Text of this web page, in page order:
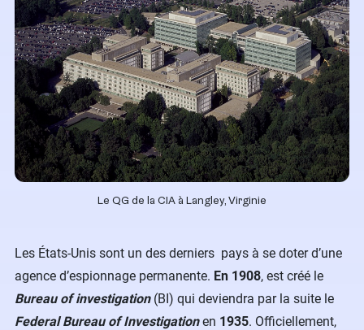
Le QG de la CIA à Langley, Virginie
Les États-Unis sont un des derniers pays à se doter d’une
agence d’espionnage permanente. En 1908, est créé le
Bureau of investigation (BI) qui deviendra par la suite le
Federal Bureau of Investigation en 1935. Officiellement,